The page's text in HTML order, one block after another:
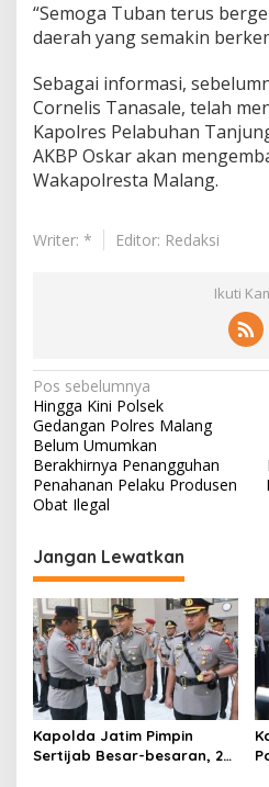
“Semoga Tuban terus
daerah yang semakin
Sebagai informasi,
Cornelis Tanasale, telah
Kapolres Pelabuhan
AKBP Oskar akan
Wakapolresta Malang.
Writer: * Editor: Redaksi
Ikuti
N
a
v
i
g
a
s
i
p
o
s
Pos sebelumnya
Hingga Kini Polsek
Gedangan Polres Malang
Belum Umumkan
Berakhirnya Penangguhan
Penahanan Pelaku Produsen
Obat Ilegal
Jangan Lewatkan
Kapolda Jatim Pimpin
Sertijab Besar-besaran, 26